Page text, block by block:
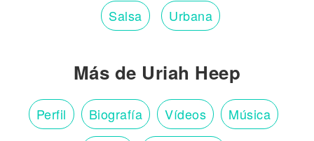
Salsa Urbana
Más de Uriah Heep
Perfil Biografía Vídeos Música